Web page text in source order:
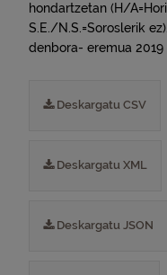
hondartzetan (H/
S.E./N.S.=Soroslerik
denbora- eremua 2019
Deskargatu CSV
Deskargatu XML
Deskargatu JSON